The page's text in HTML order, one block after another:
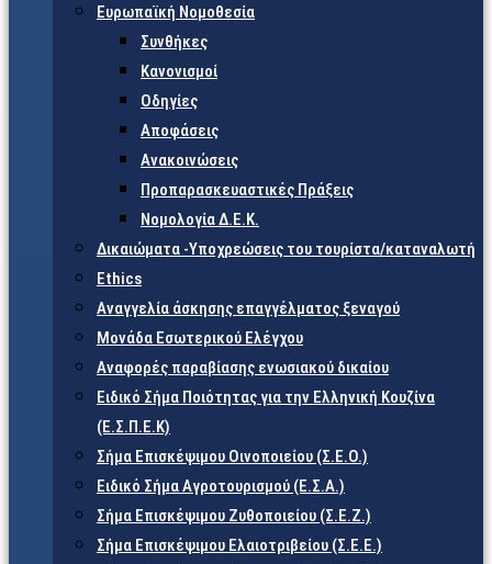
Ευρωπαϊκή Νομοθεσία
Συνθήκες
Κανονισμοί
Οδηγίες
Αποφάσεις
Ανακοινώσεις
Προπαρασκευαστικές Πράξεις
Νομολογία Δ.Ε.Κ.
Δικαιώματα -Υποχρεώσεις του τουρίστα/καταναλωτή
Ethics
Αναγγελία άσκησης επαγγέλματος ξεναγού
Μονάδα Εσωτερικού Ελέγχου
Αναφορές παραβίασης ενωσιακού δικαίου
Ειδικό Σήμα Ποιότητας για την Ελληνική Κουζίνα
(Ε.Σ.Π.Ε.Κ)
Σήμα Επισκέψιμου Οινοποιείου (Σ.Ε.Ο.)
Ειδικό Σήμα Αγροτουρισμού (Ε.Σ.Α.)
Σήμα Επισκέψιμου Ζυθοποιείου (Σ.Ε.Ζ.)
Σήμα Επισκέψιμου Ελαιοτριβείου (Σ.Ε.Ε.)